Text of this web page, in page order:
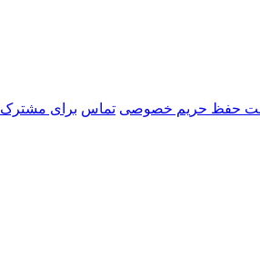
حفظ حریم خصوصی تماس برای